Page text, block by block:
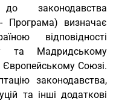
законодавства
Програма) визначає
відповідності
та Мадридському
Європейському Союзі.
законодавства,
та інші додаткові